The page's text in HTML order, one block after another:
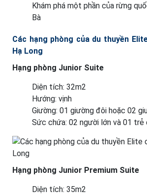
Khám phá một phần của rừng
Bà
Các hạng phòng của du thuyền
Hạ Long
Hạng phòng Junior Suite
Diện tích: 32m2
Hướng: vịnh
Giường: 01 giường đôi hoặc 02
Sức chứa: 02 người lớn và 01 trẻ
Hạng phòng Junior Premium Suite
Diện tích: 35m2